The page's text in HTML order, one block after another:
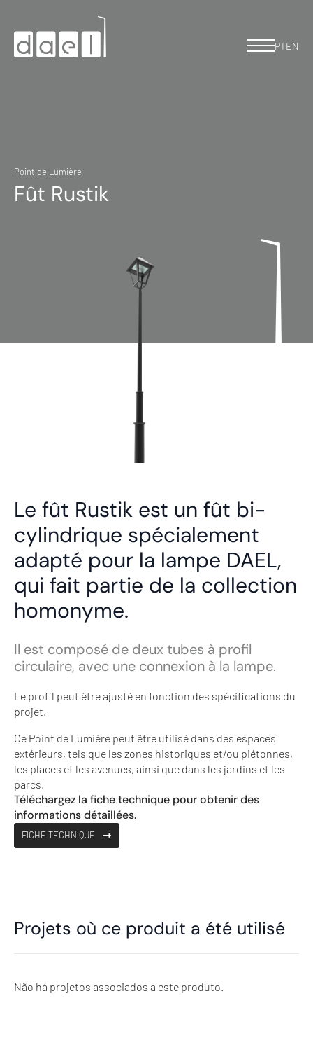
PTEN
Point de Lumière
Fût Rustik
Le fût Rustik est un fût bi-
cylindrique spécialement
adapté pour la lampe DAEL,
qui fait partie de la collection
homonyme.
Il est composé de deux tubes à profil
circulaire, avec une connexion à la lampe.
Le profil peut être ajusté en fonction des spécifications du
projet.
Ce Point de Lumière peut être utilisé dans des espaces
extérieurs, tels que les zones historiques et/ou piétonnes,
les places et les avenues, ainsi que dans les jardins et les
parcs.
Téléchargez la fiche technique pour obtenir des
informations détaillées.
FICHE TECHNIQUE
Projets où ce produit a été utilisé
Não há projetos associados a este produto.